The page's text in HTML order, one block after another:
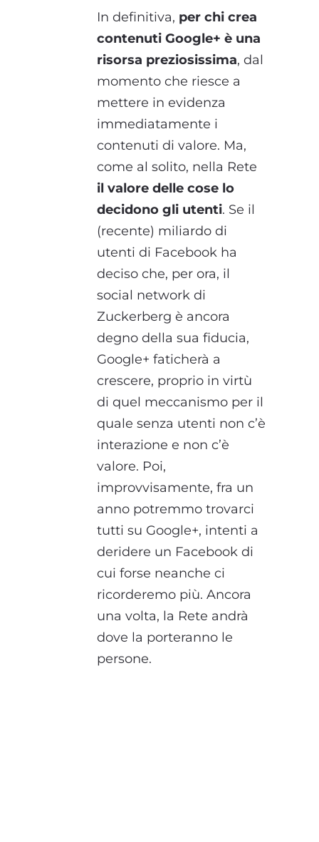
In definitiva, per chi crea
contenuti Google+ è una
risorsa preziosissima, dal
momento che riesce a
mettere in evidenza
immediatamente i
contenuti di valore. Ma,
come al solito, nella Rete
il valore delle cose lo
decidono gli utenti. Se il
(recente) miliardo di
utenti di Facebook ha
deciso che, per ora, il
social network di
Zuckerberg è ancora
degno della sua fiducia,
Google+ faticherà a
crescere, proprio in virtù
di quel meccanismo per il
quale senza utenti non c’è
interazione e non c’è
valore. Poi,
improvvisamente, fra un
anno potremmo trovarci
tutti su Google+, intenti a
deridere un Facebook di
cui forse neanche ci
ricorderemo più. Ancora
una volta, la Rete andrà
dove la porteranno le
persone.